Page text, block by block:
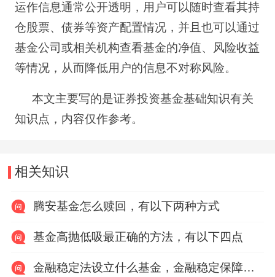
运作信息通常公开透明，用户可以随时查看其持
仓股票、债券等资产配置情况，并且也可以通过
基金公司或相关机构查看基金的净值、风险收益
等情况，从而降低用户的信息不对称风险。
本文主要写的是证券投资基金基础知识有关
知识点，内容仅作参考。
相关知识
腾安基金怎么赎回，有以下两种方式
基金高抛低吸最正确的方法，有以下四点
金融稳定法设立什么基金，金融稳定保障基金